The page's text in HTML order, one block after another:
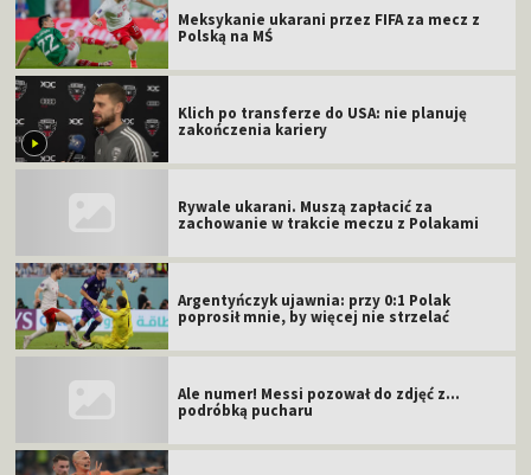
Meksykanie ukarani przez FIFA za mecz z
Polską na MŚ
Klich po transferze do USA: nie planuję
zakończenia kariery
Rywale ukarani. Muszą zapłacić za
zachowanie w trakcie meczu z Polakami
Argentyńczyk ujawnia: przy 0:1 Polak
poprosił mnie, by więcej nie strzelać
Ale numer! Messi pozował do zdjęć z...
podróbką pucharu